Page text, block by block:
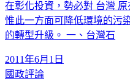
在彰化投資，勢必對 台灣
惟此一方面可降低環境的污
的轉型升級。 一、台灣石
2011年6月1日
國政評論